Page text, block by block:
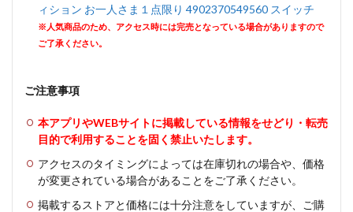
ィション お一人さま１点限り 4902370549560 スイッチ
※人気商品のため、アクセス時には完売となっている場合がありますので
ご了承ください。
ご注意事項
本アプリやWEBサイトに掲載している情報をせどり・転売
目的で利用することを固く禁止いたします。
アクセスのタイミングによっては在庫切れの場合や、価格
が変更されている場合があることをご了承ください。
掲載するストアと価格には十分注意をしていますが、ご購